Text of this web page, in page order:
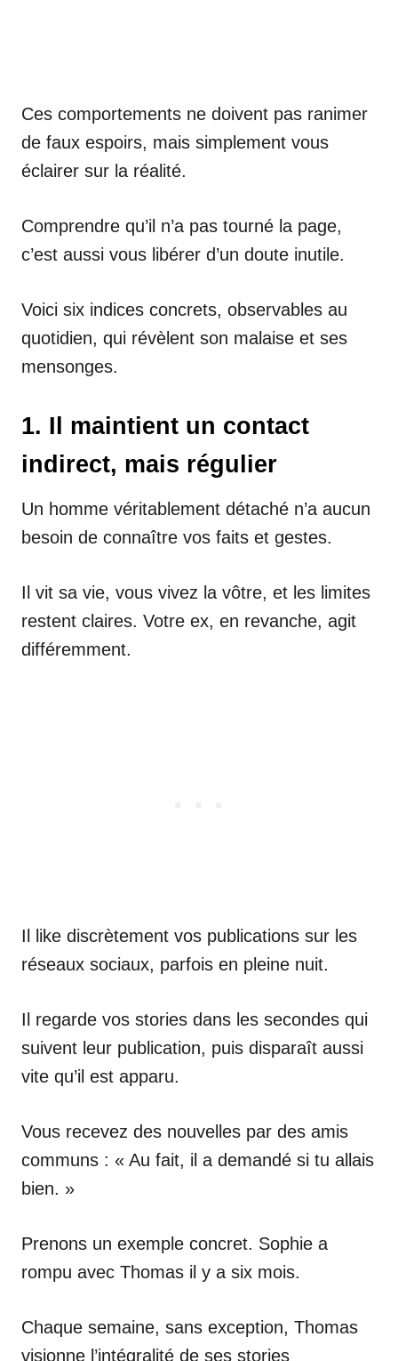
Ces comportements ne doivent pas ranimer
de faux espoirs, mais simplement vous
éclairer sur la réalité.
Comprendre qu’il n’a pas tourné la page,
c’est aussi vous libérer d’un doute inutile.
Voici six indices concrets, observables au
quotidien, qui révèlent son malaise et ses
mensonges.
1. Il maintient un contact
indirect, mais régulier
Un homme véritablement détaché n’a aucun
besoin de connaître vos faits et gestes.
Il vit sa vie, vous vivez la vôtre, et les limites
restent claires. Votre ex, en revanche, agit
différemment.
Il like discrètement vos publications sur les
réseaux sociaux, parfois en pleine nuit.
Il regarde vos stories dans les secondes qui
suivent leur publication, puis disparaît aussi
vite qu’il est apparu.
Vous recevez des nouvelles par des amis
communs : « Au fait, il a demandé si tu allais
bien. »
Prenons un exemple concret. Sophie a
rompu avec Thomas il y a six mois.
Chaque semaine, sans exception, Thomas
visionne l’intégralité de ses stories